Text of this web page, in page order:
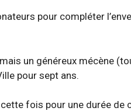
pour compléter
un généreux mécène
pour sept ans.
fois pour une durée